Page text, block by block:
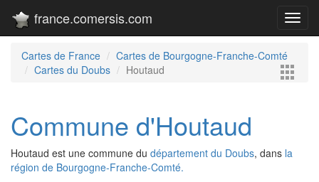
france.comersis.com
Cartes de France
Cartes de Bourgogne-Franche-Comté
Cartes du Doubs
Houtaud
Commune d'Houtaud
Houtaud est une commune du département du Doubs, dans la
région de Bourgogne-Franche-Comté.